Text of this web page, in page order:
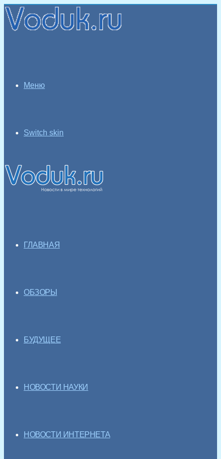
Меню
Switch skin
ГЛАВНАЯ
ОБЗОРЫ
БУДУЩЕЕ
НОВОСТИ НАУКИ
НОВОСТИ ИНТЕРНЕТА